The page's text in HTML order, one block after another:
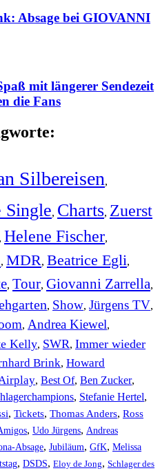
Absage bei GIOVANNI
mit längerer Sendezeit
die Fans
Silbereisen,
Single, Charts, Zuerst
, Helene Fischer,
, MDR, Beatrice Egli,
, Tour, Giovanni Zarrella,
, Show, Jürgens TV,
, Andrea Kiewel,
Kelly, SWR, Immer wieder
Brink, Howard
, Best Of, Ben Zucker,
, Stefanie Hertel,
, Tickets, Thomas Anders, Ross
, Udo Jürgens, Andreas
Absage, Jubiläum, GfK, Melissa
, DSDS, Eloy de Jong, Schlager des